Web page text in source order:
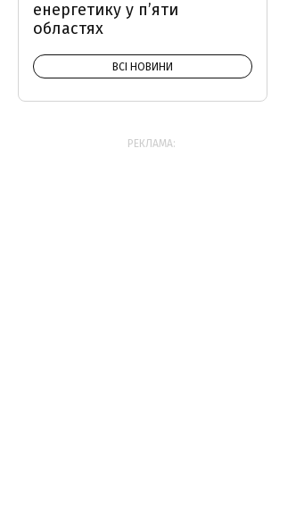
енергетику у пʼяти
областях
ВСІ НОВИНИ
РЕКЛАМА: